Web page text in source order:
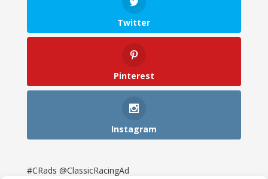
Twitter
Pinterest
Instagram
#CRads @ClassicRacingAd